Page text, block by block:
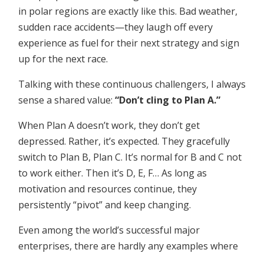
in polar regions are exactly like this. Bad weather,
sudden race accidents—they laugh off every
experience as fuel for their next strategy and sign
up for the next race.
Talking with these continuous challengers, I always
sense a shared value: “Don’t cling to Plan A.”
When Plan A doesn’t work, they don’t get
depressed. Rather, it’s expected. They gracefully
switch to Plan B, Plan C. It’s normal for B and C not
to work either. Then it’s D, E, F… As long as
motivation and resources continue, they
persistently “pivot” and keep changing.
Even among the world’s successful major
enterprises, there are hardly any examples where